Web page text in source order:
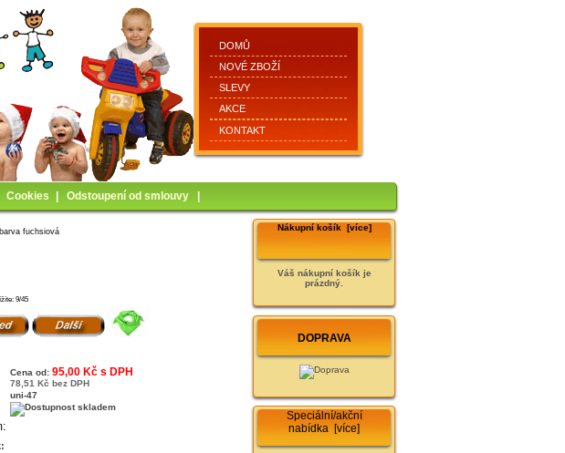
DOMŮ
NOVÉ ZBOŽÍ
SLEVY
AKCE
KONTAKT
Cookies Odstoupení od smlouvy
fuchsiová
9/45
Cena od:95,00 Kč s DPH
78,51 Kč bez DPH
uni-47
Nákupní košík [více]
Váš nákupní košík je
prázdný.
DOPRAVA
Speciální/akční
nabídka [více]